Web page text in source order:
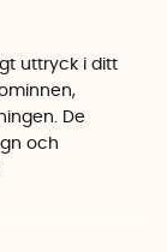
uttryck i ditt
De
och